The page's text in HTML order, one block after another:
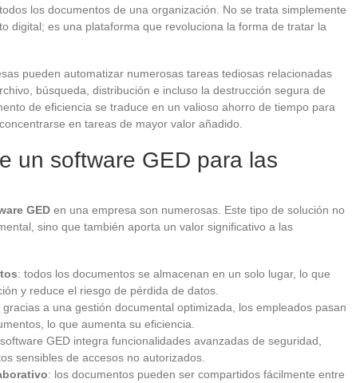
los documentos de una organización. No se trata simplemente
digital; es una plataforma que revoluciona la forma de tratar la
pueden automatizar numerosas tareas tediosas relacionadas
búsqueda, distribución e incluso la destrucción segura de
de eficiencia se traduce en un valioso ahorro de tiempo para
en tareas de mayor valor añadido.
un software GED para las
GED en una empresa son numerosas. Este tipo de solución no
sino que también aporta un valor significativo a las
: todos los documentos se almacenan en un solo lugar, lo que
y reduce el riesgo de pérdida de datos.
gracias a una gestión documental optimizada, los empleados pasan
lo que aumenta su eficiencia.
GED integra funcionalidades avanzadas de seguridad,
sensibles de accesos no autorizados.
: los documentos pueden ser compartidos fácilmente entre